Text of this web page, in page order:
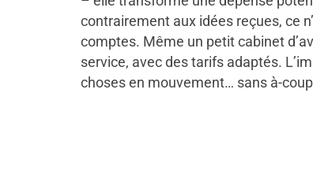
contrairement aux idées reçues, ce
comptes. Même un petit cabinet
service, avec des tarifs adaptés.
choses en mouvement… sans à-